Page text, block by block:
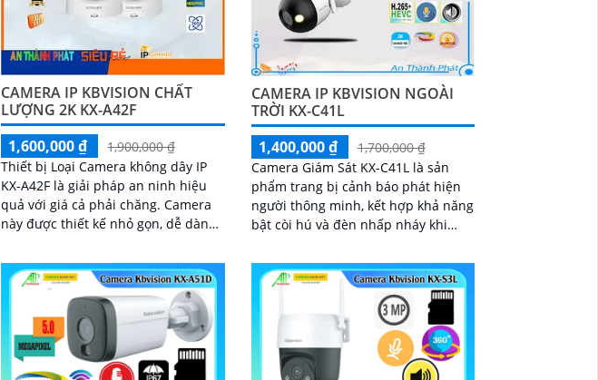
CAMERA IP KBVISION CHẤT
LƯỢNG 2K KX-A42F
1,600,000 ₫
1,900,000 ₫
Thiết bị Loại Camera không dây IP
KX-A42F là giải pháp an ninh hiệu
quả với giá cả phải chăng. Camera
này được thiết kế nhỏ gọn, dễ dàng
CAMERA IP KBVISION NGOÀI
TRỜI KX-C41L
1,400,000 ₫
1,700,000 ₫
Camera Giám Sát KX-C41L là sản
phẩm trang bị cảnh báo phát hiện
người thông minh, kết hợp khả năng
bật còi hú và đèn nhấp nháy khi
nghệ chip xử...